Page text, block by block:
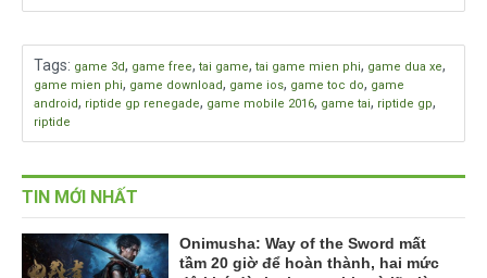
Tags: game 3d, game free, tai game, tai game mien phi, game dua xe,
game mien phi, game download, game ios, game toc do, game
android, riptide gp renegade, game mobile 2016, game tai, riptide gp,
riptide
TIN MỚI NHẤT
Onimusha: Way of the Sword mất
tầm 20 giờ để hoàn thành, hai mức